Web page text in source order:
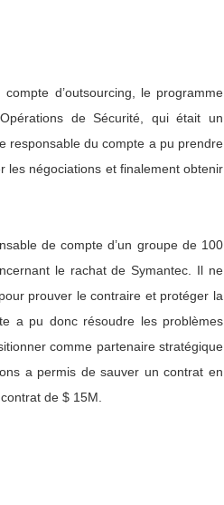
d’outsourcing, le programme
de Sécurité, qui était un
responsable du compte a pu prendre
les négociations et finalement obtenir
de compte d’un groupe de 100
le rachat de Symantec. Il ne
prouver le contraire et protéger la
a pu donc résoudre les problèmes
comme partenaire stratégique
a permis de sauver un contrat en
de $ 15M.